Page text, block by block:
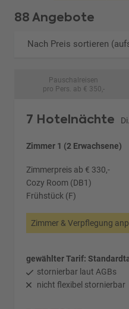
88 Angebote
Nach Preis sortieren
Pauschalreisen
pro Pers. ab € 350,-
7 Hotelnächte
Zimmer 1 (2 Erwachsene)
Zimmerpreis ab € 330,-
Cozy Room (DB1)
Frühstück (F)
Zimmer & Verpflegung
gewählter Tarif:
stornierbar laut AGBs
nicht flexibel stornierbar